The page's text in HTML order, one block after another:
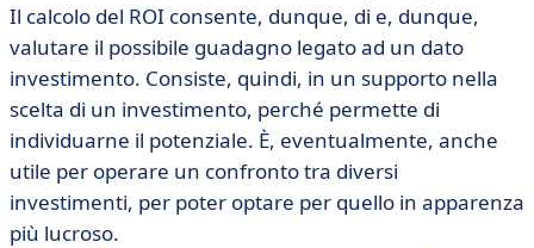
Il calcolo del ROI consente, dunque, di e, dunque,
valutare il possibile guadagno legato ad un dato
investimento. Consiste, quindi, in un supporto nella
scelta di un investimento, perché permette di
individuarne il potenziale. È, eventualmente, anche
utile per operare un confronto tra diversi
investimenti, per poter optare per quello in apparenza
più lucroso.